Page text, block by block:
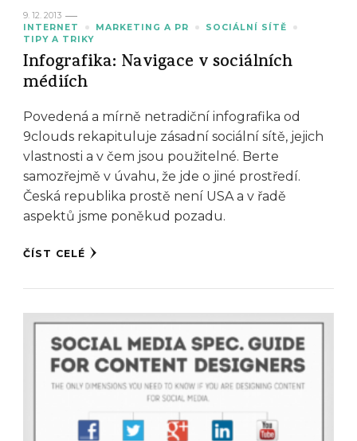
9. 12. 2013
INTERNET
MARKETING A PR
SOCIÁLNÍ SÍTĚ
TIPY A TRIKY
Infografika: Navigace v sociálních
médiích
Povedená a mírně netradiční infografika od
9clouds rekapituluje zásadní sociální sítě, jejich
vlastnosti a v čem jsou použitelné. Berte
samozřejmě v úvahu, že jde o jiné prostředí.
Česká republika prostě není USA a v řadě
aspektů jsme poněkud pozadu.
ČÍST CELÉ